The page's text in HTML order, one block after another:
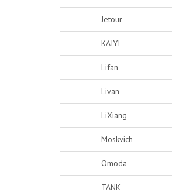
Jetour
KAIYI
Lifan
Livan
LiXiang
Moskvich
Omoda
TANK